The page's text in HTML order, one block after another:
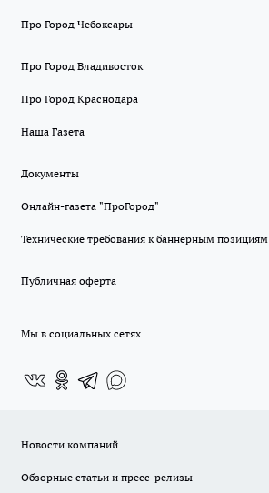
Про Город Чебоксары
Про Город Владивосток
Про Город Краснодара
Наша Газета
Документы
Онлайн-газета "ПроГород"
Технические требования к баннерным позициям
Публичная оферта
Мы в социальных сетях
Новости компаний
Обзорные статьи и пресс-релизы